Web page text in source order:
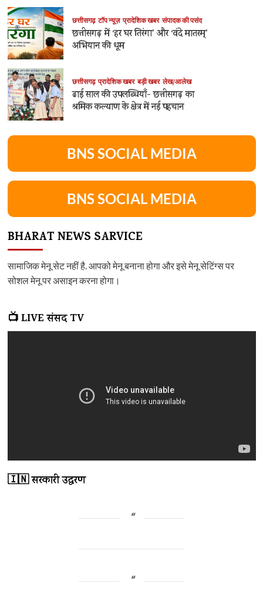
छत्तीसगढ़ टॉप न्यूज़ प्रादेशिक खबर संपादक की पसंद
छत्तीसगढ़ में ‘हर घर तिरंगा’ और ‘वंदे मातरम्’
अभियान की धूम
छत्तीसगढ़ प्रादेशिक खबर बड़ी खबर लेख/आलेख
ढाई साल की उपलब्धियाँ- छत्तीसगढ़ का
श्रमिक कल्याण के क्षेत्र में नई पहचान
BNS SOCIAL MEDIA
BNS SOCIAL MEDIA
BHARAT NEWS SARVICE
सामाजिक मेनू सेट नहीं है. आपको मेनू बनाना होगा और इसे मेनू सेटिंग्स पर
सोशल मेनू पर असाइन करना होगा।
📺 LIVE संसद TV
🇮🇳 सरकारी उद्धरण